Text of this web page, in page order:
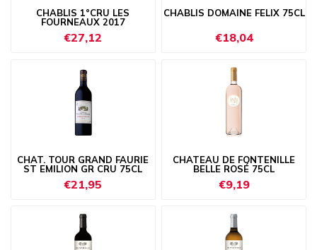
CHABLIS 1°CRU LES
FOURNEAUX 2017
€27,12
CHABLIS DOMAINE FELIX 75CL
€18,04
CHAT. TOUR GRAND FAURIE
ST EMILION GR CRU 75CL
€21,95
CHATEAU DE FONTENILLE
BELLE ROSÉ 75CL
€9,19